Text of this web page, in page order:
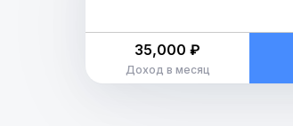
35,000 ₽
Доход в месяц